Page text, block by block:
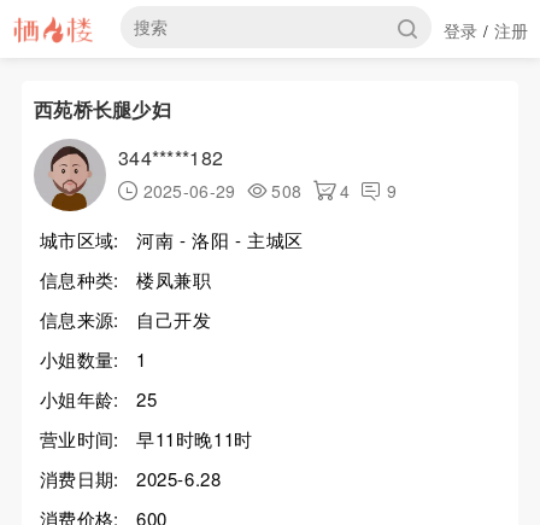
登录 / 注册
西苑桥长腿少妇
344*****182
2025-06-29 508 4 9
城市区域:
河南 - 洛阳 - 主城区
信息种类:
楼凤兼职
信息来源:
自己开发
小姐数量:
1
小姐年龄:
25
营业时间:
早11时晚11时
消费日期:
2025-6.28
消费价格:
600